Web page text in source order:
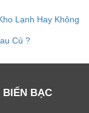
Lạnh Hay Không
Củ ?
BIỂN BẠC